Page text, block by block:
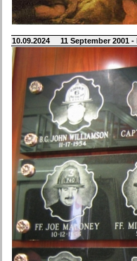
10.09.2024 11 September 2001